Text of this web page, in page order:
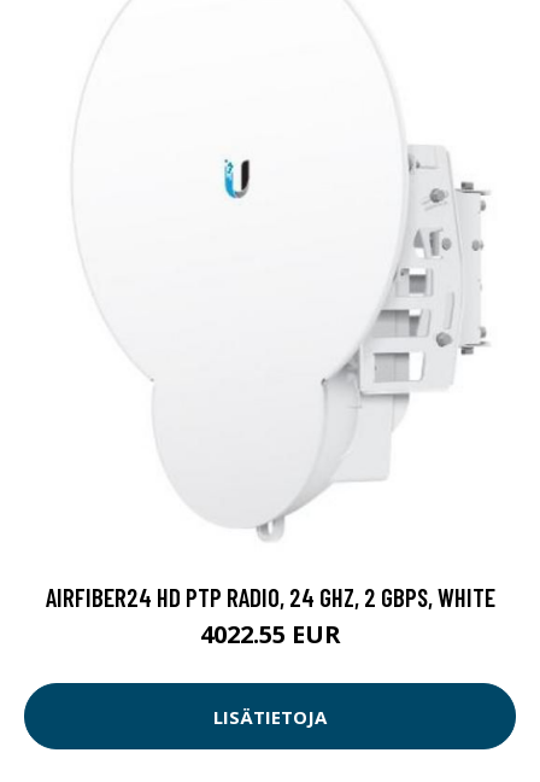
AIRFIBER24 HD PTP RADIO, 24 GHZ, 2 GBPS, WHITE
4022.55 EUR
LISÄTIETOJA